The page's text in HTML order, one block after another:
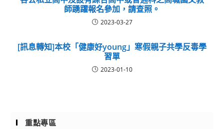
師踴躍報名參加，請查照。
2023-03-27
[訊息轉知]本校「健康好young」寒假親子共學反毒學
習單
2023-01-10
重點專區